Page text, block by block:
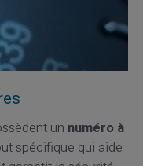
un numéro à
spécifique qui aide